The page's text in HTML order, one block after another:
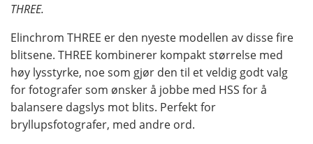
THREE.
Elinchrom THREE er den nyeste modellen av disse fire
blitsene. THREE kombinerer kompakt størrelse med
høy lysstyrke, noe som gjør den til et veldig godt valg
for fotografer som ønsker å jobbe med HSS for å
balansere dagslys mot blits. Perfekt for
bryllupsfotografer, med andre ord.